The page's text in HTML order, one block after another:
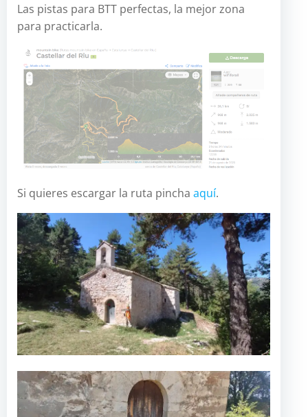
Las pistas para BTT perfectas, la mejor zona
para practicarla.
Si quieres escargar la ruta pincha aquí.